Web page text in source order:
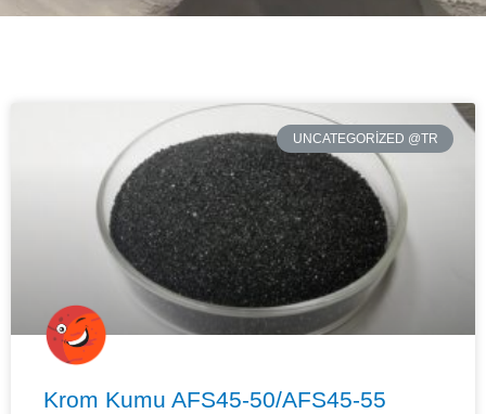
UNCATEGORIZED @TR
Krom Kumu AFS45-50/AFS45-55